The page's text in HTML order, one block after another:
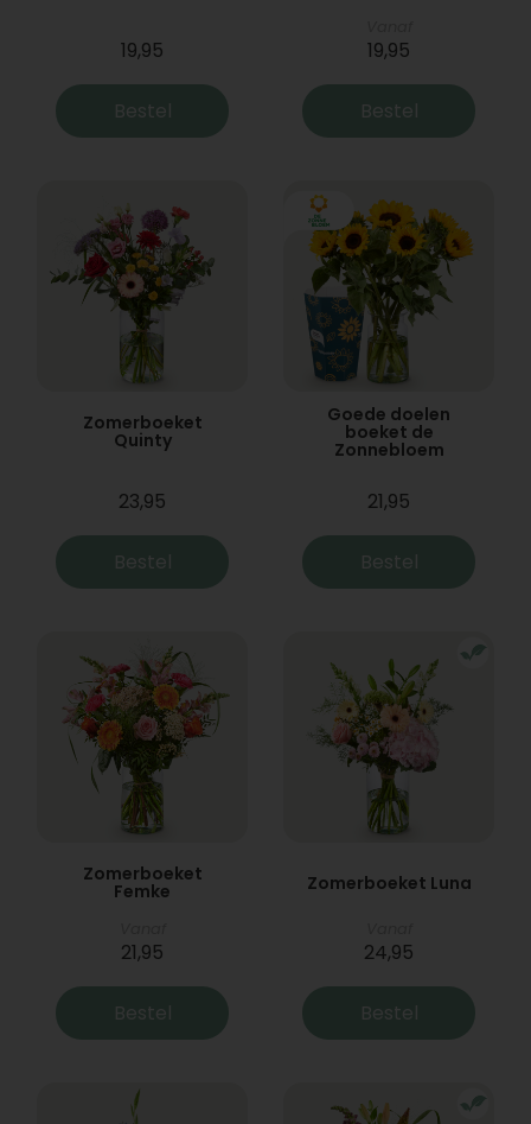
19,95
Bestel
19,95
Bestel
Zomerboeket
Quinty
23,95
Bestel
Goede doelen
boeket de
Zonnebloem
21,95
Bestel
Zomerboeket
Femke
21,95
Bestel
Zomerboeket Luna
24,95
Bestel